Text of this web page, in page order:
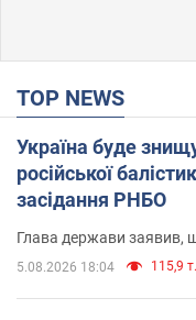
TOP NEWS
Україна буде
російської
засідання РНБО
Глава держави заявив,
5.08.2026 18:04 115,9 т.